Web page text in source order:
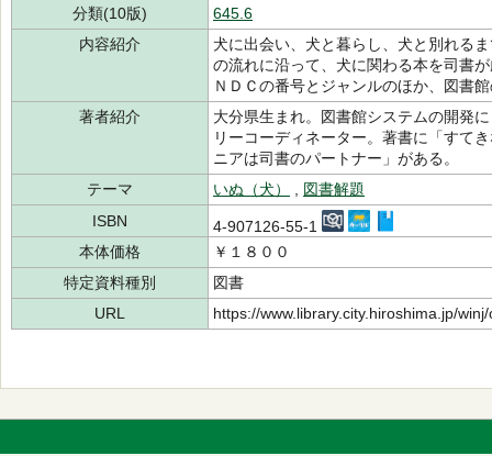
分類(10版)
645.6
内容紹介
犬に出会い、犬と暮らし、犬と別れる
の流れに沿って、犬に関わる本を司書
ＮＤＣの番号とジャンルのほか、図書
著者紹介
大分県生まれ。図書館システムの開発
リーコーディネーター。著書に「すて
ニアは司書のパートナー」がある。
テーマ
いぬ（犬）
図書解題
ISBN
4-907126-55-1
本体価格
￥１８００
特定資料種別
図書
URL
https://www.library.city.hiroshima.jp/